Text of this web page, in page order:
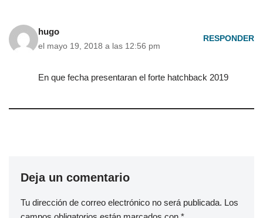
hugo
el mayo 19, 2018 a las 12:56 pm
RESPONDER
En que fecha presentaran el forte hatchback 2019
Deja un comentario
Tu dirección de correo electrónico no será publicada. Los